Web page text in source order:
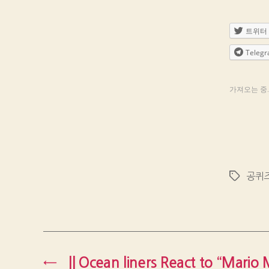
트위터
가져오는 중
Tags공퀴
← || Ocean liners React to “Mario